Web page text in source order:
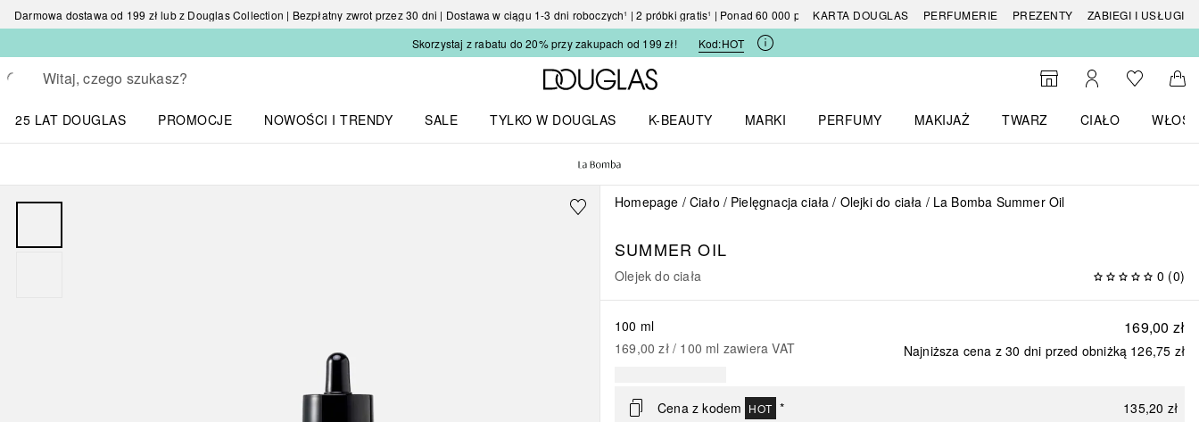
Darmowa dostawa od 199 zł lub z Douglas Collection | Bezpłatny zwrot przez 30 dni | Dostawa w ciągu 1-3 dni roboczych¹ | 2 próbki gratis¹ | Ponad 60 000 produktówKARTA DOUGLAS PERFUMERIE PREZENTY
ZABIEGI I USŁUGI
Skorzystaj z rabatu do 20% przy zakupach od 199 zł!
Kod:HOT
Wracać
Wykonaj wyszukiwanie
Strona główna Douglas
Do wyszukiwarki
Moje kontoDo listyDo
25 LAT DOUGLAS
PROMOCJE
NOWOŚCI I TRENDY
SALE
TYLKO W DOUGLAS
K-BEAUTY
MARKI
PERFUMY
MAKIJAŻ
TWARZ
CIAŁO
WŁOSY
Homepage Ciało Pielęgnacja ciała Olejki do ciała La Bomba Summer Oil
SUMMER OIL
Olejek do ciała 0 (0)
169,00 zł
Najniższa cena z 30 dni przed obniżką 126,75 zł
100 ml
169,00 zł / 100 ml zawiera VAT
Cena z kodem HOT * 135,20 zł